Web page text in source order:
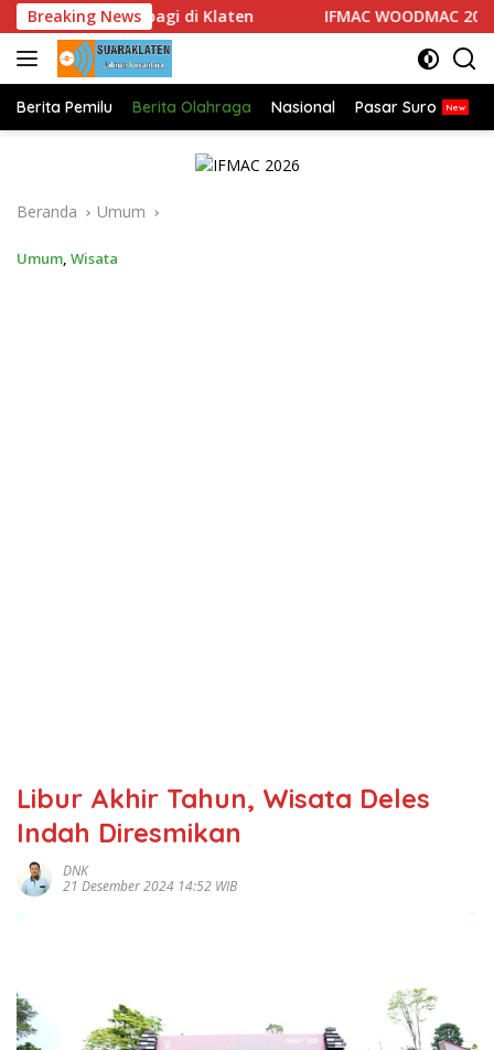
Langsung
ke
konten
Breaking News
Berbagi di Klaten IFMAC WOODMAC 2026
Berita Pemilu Berita Olahraga Nasional Pasar Suro
Beranda Umum
Umum, Wisata
Libur Akhir Tahun, Wisata Deles
Indah Diresmikan
DNK
21 Desember 2024 14:52 WIB